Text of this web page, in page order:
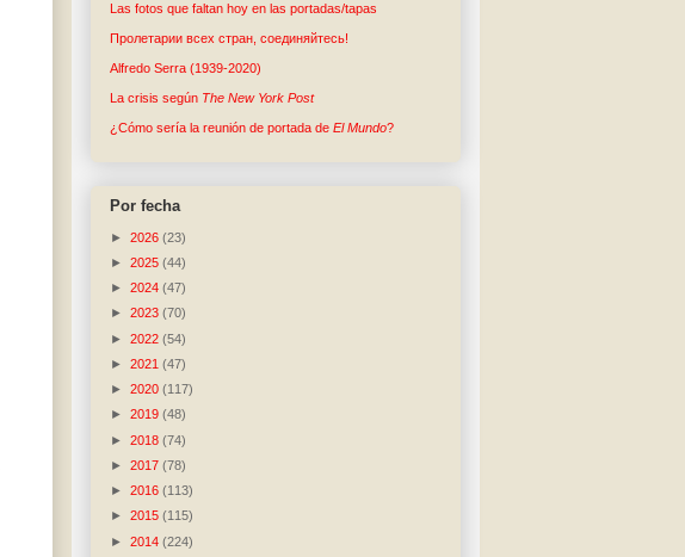
Las fotos que faltan hoy en las portadas/tapas
Пролетарии всех стран, соединяйтесь!
Alfredo Serra (1939-2020)
La crisis según The New York Post
¿Cómo sería la reunión de portada de El Mundo?
Por fecha
► 2026 (23)
► 2025 (44)
► 2024 (47)
► 2023 (70)
► 2022 (54)
► 2021 (47)
► 2020 (117)
► 2019 (48)
► 2018 (74)
► 2017 (78)
► 2016 (113)
► 2015 (115)
► 2014 (224)